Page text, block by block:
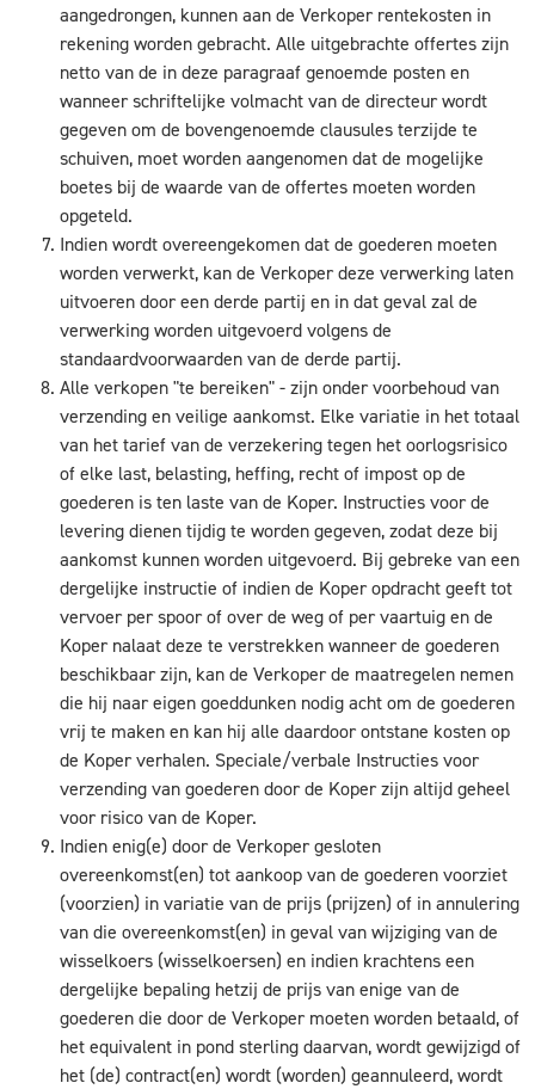
aangedrongen, kunnen aan de Verkoper rentekosten in
rekening worden gebracht. Alle uitgebrachte offertes zijn
netto van de in deze paragraaf genoemde posten en
wanneer schriftelijke volmacht van de directeur wordt
gegeven om de bovengenoemde clausules terzijde te
schuiven, moet worden aangenomen dat de mogelijke
boetes bij de waarde van de offertes moeten worden
opgeteld.
Indien wordt overeengekomen dat de goederen moeten
worden verwerkt, kan de Verkoper deze verwerking laten
uitvoeren door een derde partij en in dat geval zal de
verwerking worden uitgevoerd volgens de
standaardvoorwaarden van de derde partij.
Alle verkopen "te bereiken" - zijn onder voorbehoud van
verzending en veilige aankomst. Elke variatie in het totaal
van het tarief van de verzekering tegen het oorlogsrisico
of elke last, belasting, heffing, recht of impost op de
goederen is ten laste van de Koper. Instructies voor de
levering dienen tijdig te worden gegeven, zodat deze bij
aankomst kunnen worden uitgevoerd. Bij gebreke van een
dergelijke instructie of indien de Koper opdracht geeft tot
vervoer per spoor of over de weg of per vaartuig en de
Koper nalaat deze te verstrekken wanneer de goederen
beschikbaar zijn, kan de Verkoper de maatregelen nemen
die hij naar eigen goeddunken nodig acht om de goederen
vrij te maken en kan hij alle daardoor ontstane kosten op
de Koper verhalen. Speciale/verbale Instructies voor
verzending van goederen door de Koper zijn altijd geheel
voor risico van de Koper.
Indien enig(e) door de Verkoper gesloten
overeenkomst(en) tot aankoop van de goederen voorziet
(voorzien) in variatie van de prijs (prijzen) of in annulering
van die overeenkomst(en) in geval van wijziging van de
wisselkoers (wisselkoersen) en indien krachtens een
dergelijke bepaling hetzij de prijs van enige van de
goederen die door de Verkoper moeten worden betaald, of
het equivalent in pond sterling daarvan, wordt gewijzigd of
het (de) contract(en) wordt (worden) geannuleerd, wordt